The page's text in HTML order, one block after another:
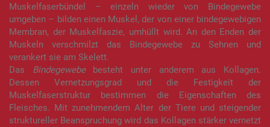
Muskelfaserbündel – einzeln wieder von Bindegewebe
umgeben – bilden einen Muskel, der von einer bindegewebigen
Membran, der Muskelfaszie, umhüllt wird. An den Enden der
Muskeln verschmilzt das Bindegewebe zu Sehnen und
verankert sie am Skelett.
Das Bindegewebebesteht unter anderem aus Kollagen.
Dessen Vernetzungsgrad und die Festigkeit der
Muskelfaserstruktur bestimmen die Eigenschaften des
Fleisches. Mit zunehmendem Alter der Tiere und steigender
struktureller Beanspruchung wird das Kollagen stärker vernetzt